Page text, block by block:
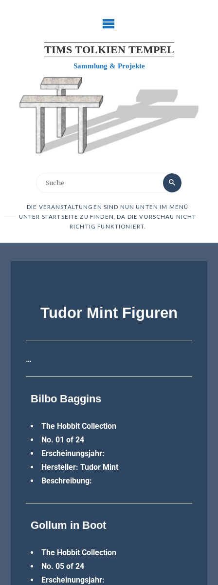
TIMS TOLKIEN TEMPEL
Sammlung & Projekte
DIE VERANSTALTUNGEN SIND NUN UNTEN IM MENÜ
UNTER STARTSEITE ZU FINDEN, DA DIE VORSCHAU NICHT
RICHTIG FUNKTIONIERT.
Tudor Mint Figuren
…
Bilbo Baggins
The Hobbit Collection
No. 01 of 24
Erscheinungsjahr:
Hersteller: Tudor Mint
Beschreibung:
Gollum in Boot
The Hobbit Collection
No. 05 of 24
Erscheinungsjahr: